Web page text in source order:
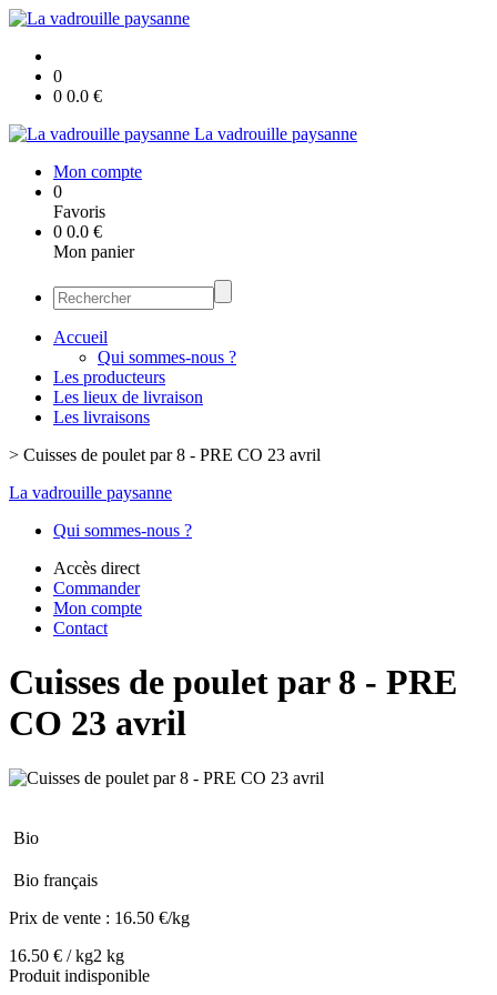
0
0 0.0 €
La vadrouille paysanne
Mon compte
0
Favoris
0 0.0 €
Mon panier
Accueil
Qui sommes-nous ?
Les producteurs
Les lieux de livraison
Les livraisons
> Cuisses de poulet par 8 - PRE CO 23 avril
La vadrouille paysanne
Qui sommes-nous ?
Accès direct
Commander
Mon compte
Contact
Cuisses de poulet par 8 - PRE
CO 23 avril
Bio
Bio français
Prix de vente : 16.50 €/kg
16.50 € / kg2 kg
Produit indisponible